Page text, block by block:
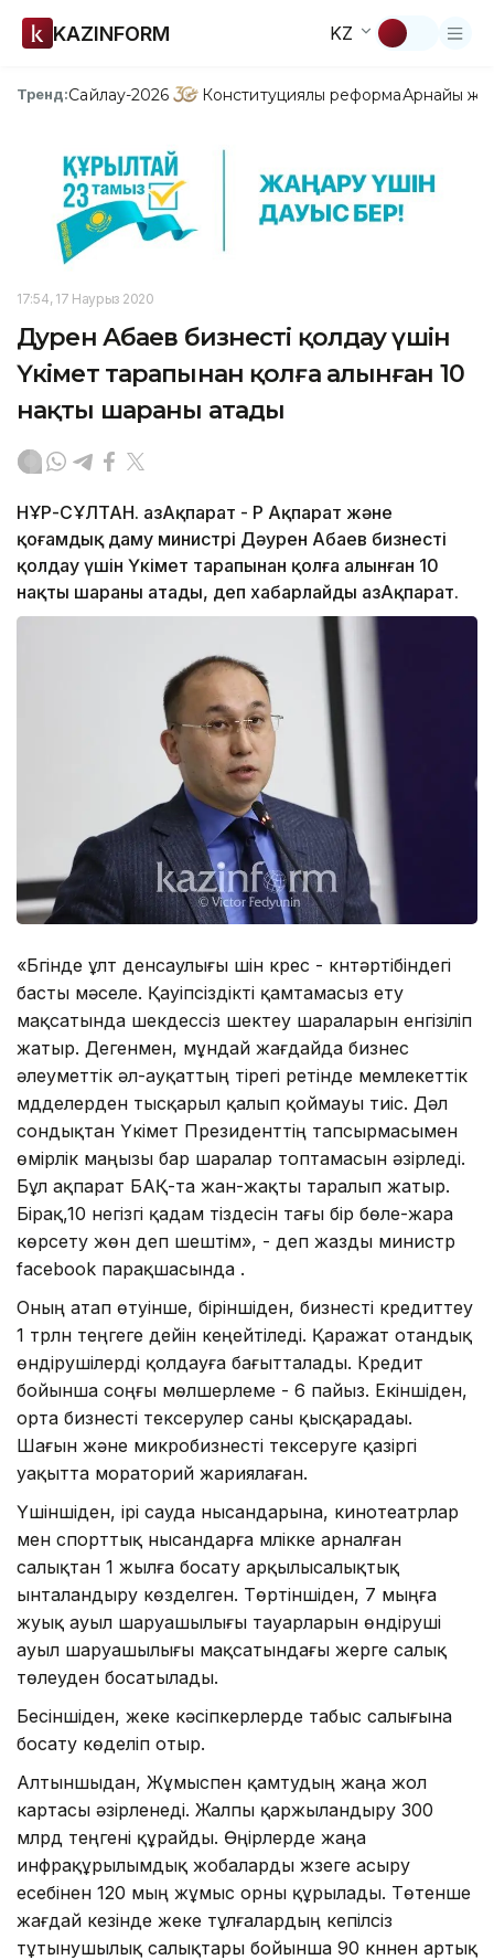
KAZINFORM KZ
Тренд:Сайлау-2026 Конституциялық реформаАрнайы
17:54, 17 Наурыз 2020
Дәурен Абаев бизнесті қолдау үшін
Үкімет тарапынан қолға алынған 10
нақты шараны атады
НҰР-СҰЛТАН. ҚазАқпарат - ҚР Ақпарат және
қоғамдық даму министрі Дәурен Абаев бизнесті
қолдау үшін Үкімет тарапынан қолға алынған 10
нақты шараны атады, деп хабарлайды ҚазАқпарат.
«Бүгінде ұлт денсаулығы үшін күрес - күнтәртібіндегі
басты мәселе. Қауіпсіздікті қамтамасыз ету
мақсатында шекдессіз шектеу шараларын енгізіліп
жатыр. Дегенмен, мұндай жағдайда бизнес
әлеуметтік әл-ауқаттың тірегі ретінде мемлекеттік
мүдделерден тысқарыл қалып қоймауы тиіс. Дәл
сондықтан Үкімет Президенттің тапсырмасымен
өмірлік маңызы бар шаралар топтамасын әзірледі.
Бұл ақпарат БАҚ-та жан-жақты таралып жатыр.
Бірақ,10 негізгі қадам тіздесін тағы бір бөле-жара
көрсету жөн деп шештім», - деп жазды министр
facebook парақшасында .
Оның атап өтуінше, біріншіден, бизнесті кредиттеу
1 трлн теңгеге дейін кеңейтіледі. Қаражат отандық
өндірушілерді қолдауға бағытталады. Кредит
бойынша соңғы мөлшерлеме - 6 пайыз. Екіншіден,
орта бизнесті тексерулер саны қысқарадаы.
Шағын және микробизнесті тексеруге қазіргі
уақытта мораторий жариялаған.
Үшіншіден, ірі сауда нысандарына, кинотеатрлар
мен спорттық нысандарға мүлікке арналған
салықтан 1 жылға босату арқылысалықтық
ынталандыру көзделген. Төртіншіден, 7 мыңға
жуық ауыл шаруашылығы тауарларын өндіруші
ауыл шаруашылығы мақсатындағы жерге салық
төлеуден босатылады.
Бесіншіден, жеке кәсіпкерлерде табыс салығына
босату көделіп отыр.
Алтыншыдан, Жұмыспен қамтудың жаңа жол
картасы әзірленеді. Жалпы қаржыландыру 300
млрд теңгені құрайды. Өңірлерде жаңа
инфрақұрылымдық жобаларды жүзеге асыру
есебінен 120 мың жұмыс орны құрылады. Төтенше
жағдай кезінде жеке тұлғалардың кепілсіз
тұтынушылық салықтары бойынша 90 күннен артық